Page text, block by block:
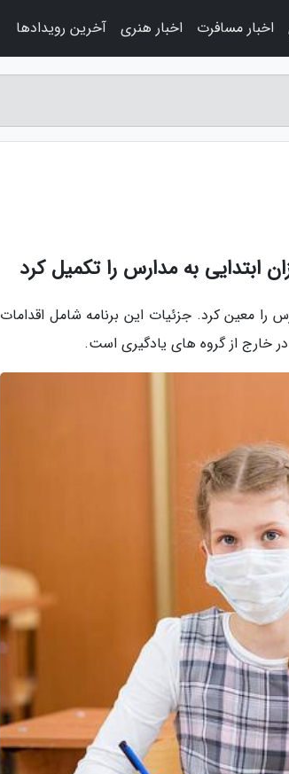
ابتدایی به مدارس را تکمیل کرد
را معین کرد. جزئیات این برنامه شامل اقدامات
خارج از گروه های یادگیری است.
اخبار مسافرت اخبار هنری آخرین رویدادها